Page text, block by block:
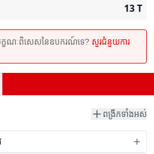
13T
ក្ខណៈពិសេសនៃឧបករណ៍ទេ? សួរជំនួយការ
ពង្រីកទាំងអស់